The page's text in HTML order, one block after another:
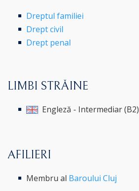
Dreptul familiei
Drept civil
Drept penal
LIMBI STRĂINE
Engleză - Intermediar (B2)
AFILIERI
Membru al Baroului Cluj